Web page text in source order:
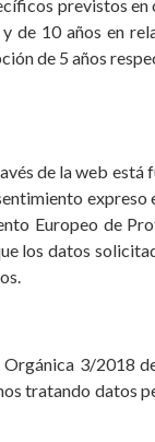
previstos en
de 10 años en
de 5 años
de la web está
Europeo de
los datos
3/2018
tratando datos